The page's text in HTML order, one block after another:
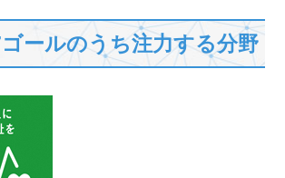
ールのうち注力する分野